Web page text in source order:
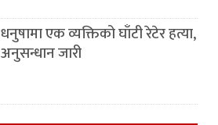
धनुषामा एक व्यक्तिको घाँटी रेटेर हत्या,
अनुसन्धान जारी